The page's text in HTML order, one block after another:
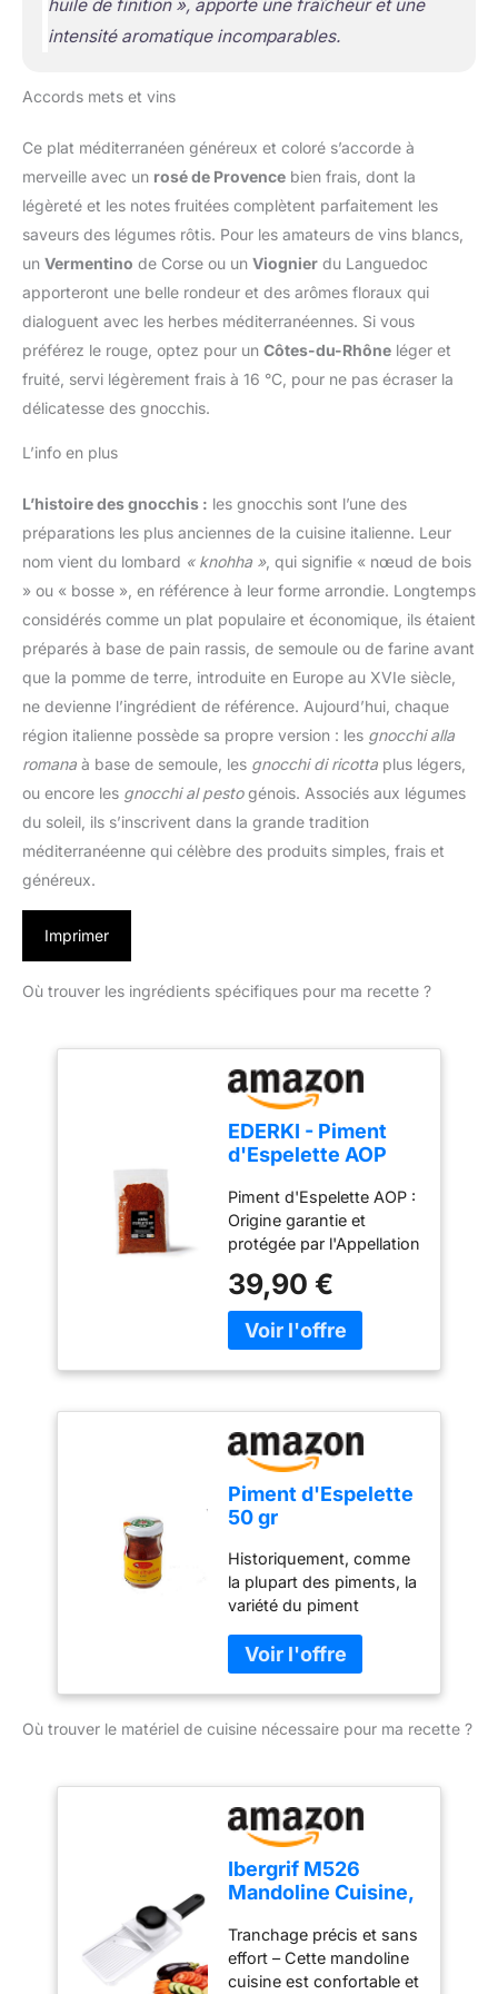
huile de finition », apporte une fraîcheur et une
intensité aromatique incomparables.
Accords mets et vins
Ce plat méditerranéen généreux et coloré s’accorde à
merveille avec un rosé de Provence bien frais, dont la
légèreté et les notes fruitées complètent parfaitement les
saveurs des légumes rôtis. Pour les amateurs de vins blancs,
un Vermentino de Corse ou un Viognier du Languedoc
apporteront une belle rondeur et des arômes floraux qui
dialoguent avec les herbes méditerranéennes. Si vous
préférez le rouge, optez pour un Côtes-du-Rhône léger et
fruité, servi légèrement frais à 16 °C, pour ne pas écraser la
délicatesse des gnocchis.
L’info en plus
L’histoire des gnocchis : les gnocchis sont l’une des
préparations les plus anciennes de la cuisine italienne. Leur
nom vient du lombard « knohha », qui signifie « nœud de bois
» ou « bosse », en référence à leur forme arrondie. Longtemps
considérés comme un plat populaire et économique, ils étaient
préparés à base de pain rassis, de semoule ou de farine avant
que la pomme de terre, introduite en Europe au XVIe siècle,
ne devienne l’ingrédient de référence. Aujourd’hui, chaque
région italienne possède sa propre version : les gnocchi alla
romana à base de semoule, les gnocchi di ricotta plus légers,
ou encore les gnocchi al pestogénois. Associés aux légumes
du soleil, ils s’inscrivent dans la grande tradition
méditerranéenne qui célèbre des produits simples, frais et
généreux.
Imprimer
Où trouver les ingrédients spécifiques pour ma recette ?
EDERKI - Piment
d'Espelette AOP
Piment d'Espelette AOP :
Origine garantie et
protégée par l'Appellation
(AOP), cultivé et
transformé au Pays
Basque selon un savoir-
maturité, séché
naturellement puis
finement moulu pour
préserver toute sa
richesse aromatique.
Polyvalent en cuisine :
viandes, poissons,
légumes, œufs, sauces,
marinades, grillades et
spécialités basques.
39,90 €
Piment d'Espelette
50 gr
Historiquement, comme
la plupart des piments, la
variété du piment
d’Amérique du Sud. Elle
n’a été importée au Pays
basque qu’au 16ème
siècle, d’abord comme
viandes et enfin comme
alternative au poivre Se
marie à merveille avec
avec vos salades,
sauces ou légumes d’été
sucré appellera le
chocolat.
Où trouver le matériel de cuisine nécessaire pour ma recette ?
Ibergrif M526
Mandoline Cuisine,
Réglable 1–4 mm
Tranchage précis et sans
effort – Cette mandoline
cuisine est confortable et